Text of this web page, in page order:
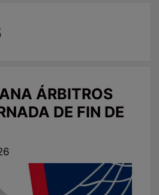
ÁRBITROS
DE FIN DE